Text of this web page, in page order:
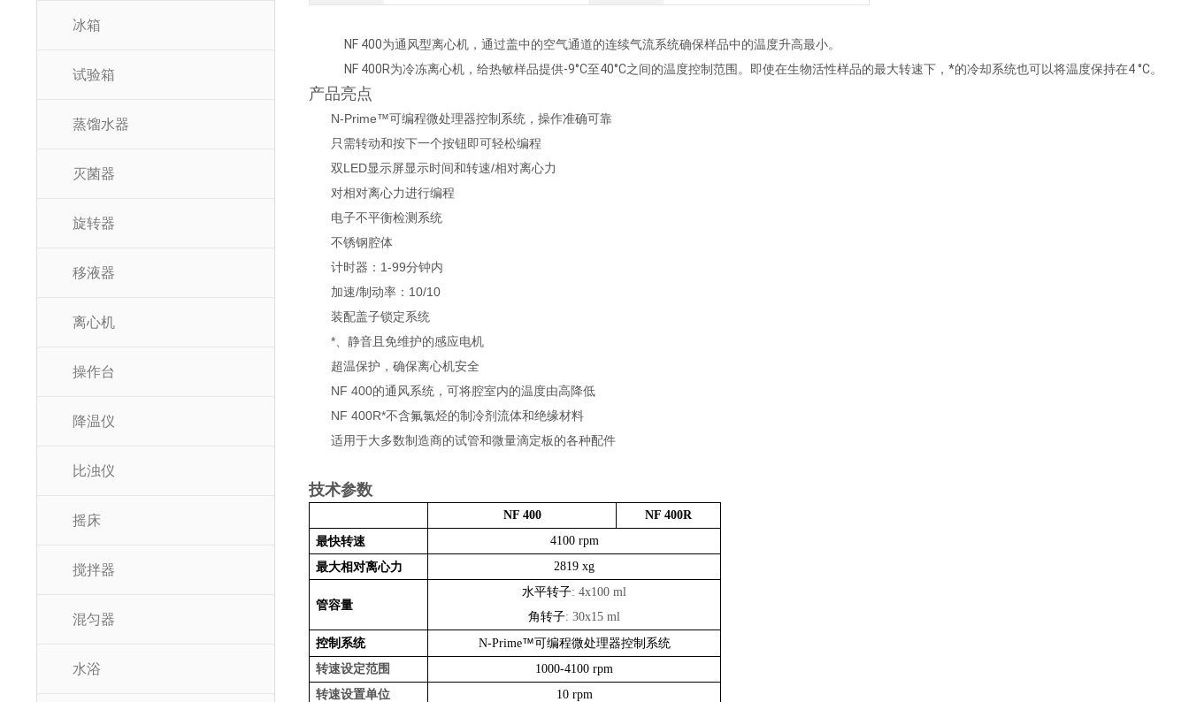
冰箱
试验箱
蒸馏水器
灭菌器
旋转器
移液器
离心机
操作台
降温仪
比浊仪
摇床
搅拌器
混匀器
水浴
NF 400为通风型离心机，通过盖中的空气通道的连续气流系统确保样品中的温度升高最小。
NF 400R为冷冻离心机，给热敏样品提供-9°C至40°C之间的温度控制范围。即使在生物活性样品的最大转速下，*的冷却系统也可以将温度保持在4 °C。
产品亮点
N-Prime™可编程微处理器控制系统，操作准确可靠
只需转动和按下一个按钮即可轻松编程
双LED显示屏显示时间和转速/相对离心力
对相对离心力进行编程
电子不平衡检测系统
不锈钢腔体
计时器：1-99分钟内
加速/制动率：10/10
装配盖子锁定系统
*、静音且免维护的感应电机
超温保护，确保离心机安全
NF 400的通风系统，可将腔室内的温度由高降低
NF 400R*不含氟氯烃的制冷剂流体和绝缘材料
适用于大多数制造商的试管和微量滴定板的各种配件
技术参数
NF 400 NF 400R
最快转速 4100 rpm
最大相对离心力 2819 xg
管容量
水平转子: 4x100 ml
角转子: 30x15 ml
控制系统 N-Prime™可编程微处理器控制系统
转速设定范围
1000-4100 rpm
转速设置单位
10 rpm